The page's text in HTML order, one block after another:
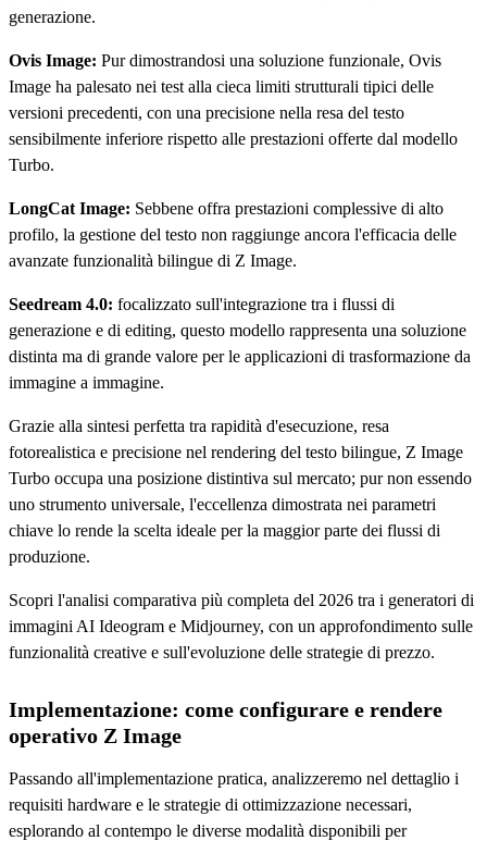
generazione.
Ovis Image: Pur dimostrandosi una soluzione funzionale, Ovis
Image ha palesato nei test alla cieca limiti strutturali tipici delle
versioni precedenti, con una precisione nella resa del testo
sensibilmente inferiore rispetto alle prestazioni offerte dal modello
Turbo.
LongCat Image: Sebbene offra prestazioni complessive di alto
profilo, la gestione del testo non raggiunge ancora l'efficacia delle
avanzate funzionalità bilingue di Z Image.
Seedream 4.0: focalizzato sull'integrazione tra i flussi di
generazione e di editing, questo modello rappresenta una soluzione
distinta ma di grande valore per le applicazioni di trasformazione da
immagine a immagine.
Grazie alla sintesi perfetta tra rapidità d'esecuzione, resa
fotorealistica e precisione nel rendering del testo bilingue, Z Image
Turbo occupa una posizione distintiva sul mercato; pur non essendo
uno strumento universale, l'eccellenza dimostrata nei parametri
chiave lo rende la scelta ideale per la maggior parte dei flussi di
produzione.
Scopri l'analisi comparativa più completa del 2026 tra i generatori di
immagini AI Ideogram e Midjourney, con un approfondimento sulle
funzionalità creative e sull'evoluzione delle strategie di prezzo.
Implementazione: come configurare e rendere
operativo Z Image
Passando all'implementazione pratica, analizzeremo nel dettaglio i
requisiti hardware e le strategie di ottimizzazione necessari,
esplorando al contempo le diverse modalità disponibili per